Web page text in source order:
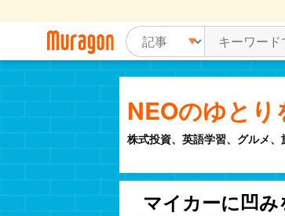
NEOのゆと
株式投資、英語学習、グルメ
マイカーに凹み